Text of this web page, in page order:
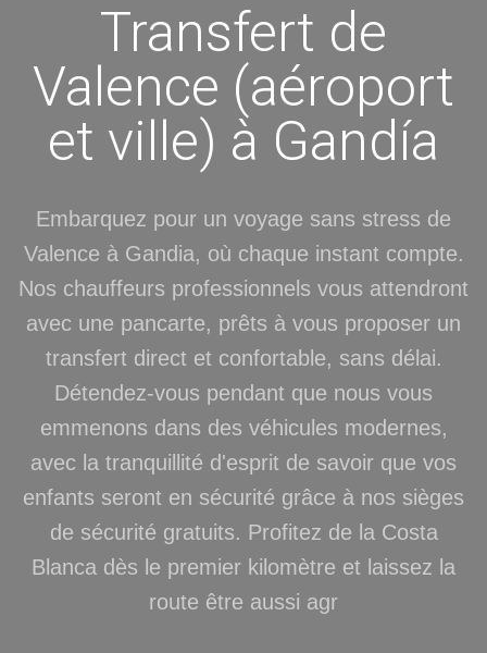
Transfert de
Valence (aéroport
et ville) à Gandía
Embarquez pour un voyage sans stress de
Valence à Gandia, où chaque instant compte.
Nos chauffeurs professionnels vous attendront
avec une pancarte, prêts à vous proposer un
transfert direct et confortable, sans délai.
Détendez-vous pendant que nous vous
emmenons dans des véhicules modernes,
avec la tranquillité d'esprit de savoir que vos
enfants seront en sécurité grâce à nos sièges
de sécurité gratuits. Profitez de la Costa
Blanca dès le premier kilomètre et laissez la
route être aussi agr